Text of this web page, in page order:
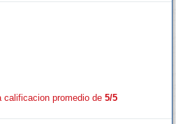
calificacion promedio de 5/5